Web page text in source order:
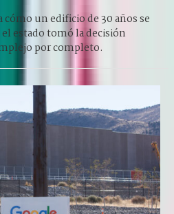
cómo un edificio de 30 años se
estado tomó la decisión
por completo.